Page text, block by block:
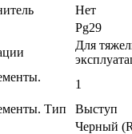
Нет
Pg29
Для
1
Тип
Выступ
Черный